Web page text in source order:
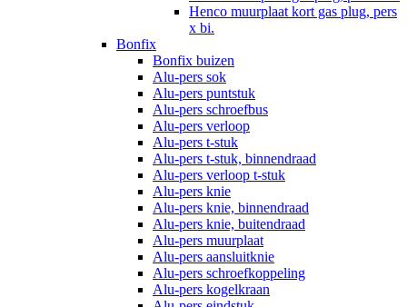
Henco muurplaat kort gas plug, pers
x bi.
Bonfix
Bonfix buizen
Alu-pers sok
Alu-pers puntstuk
Alu-pers schroefbus
Alu-pers verloop
Alu-pers t-stuk
Alu-pers t-stuk, binnendraad
Alu-pers verloop t-stuk
Alu-pers knie
Alu-pers knie, binnendraad
Alu-pers knie, buitendraad
Alu-pers muurplaat
Alu-pers aansluitknie
Alu-pers schroefkoppeling
Alu-pers kogelkraan